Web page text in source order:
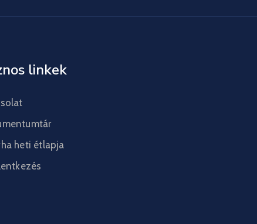
linkek
heti étlapja